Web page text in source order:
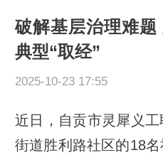
破解基层治理难
典型“取经”
2025-10-23 17:55
近日，自贡市灵犀义
街道胜利路社区的18